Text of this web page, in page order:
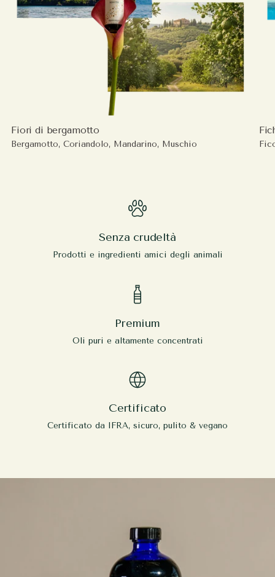
Fiori di bergamotto
Bergamotto, Coriandolo, Mandarino, Muschio
Senza crudeltà
Prodotti e ingredienti amici degli animali
Premium
Oli puri e altamente concentrati
Certificato
Certificato da IFRA, sicuro, pulito & vegano